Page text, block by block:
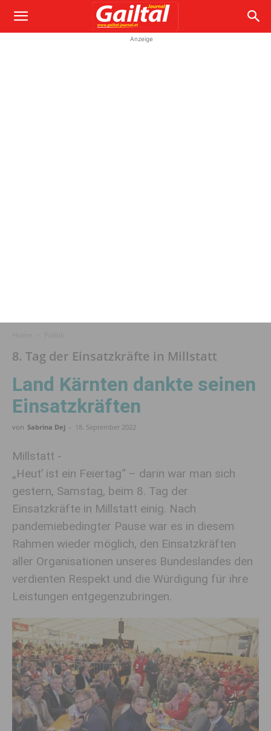
Anzeige
8. Tag der Einsatzkräfte in Millstatt
Land Kärnten dankte seinen
Einsatzkräften
von Sabrina Dej - 18. September 2022
Millstatt -
„Heut’ ist ein Feiertag“ – darin war man sich
gestern, Samstag, beim 8. Tag der
Einsatzkräfte in Millstatt einig. Nach
pandemiebedingter Pause war es in diesem
Rahmen wieder möglich, den Einsatzkräften
aller Organisationen unseres Bundeslandes den
verdienten Respekt und die Würdigung für ihre
Leistungen entgegenzubringen.